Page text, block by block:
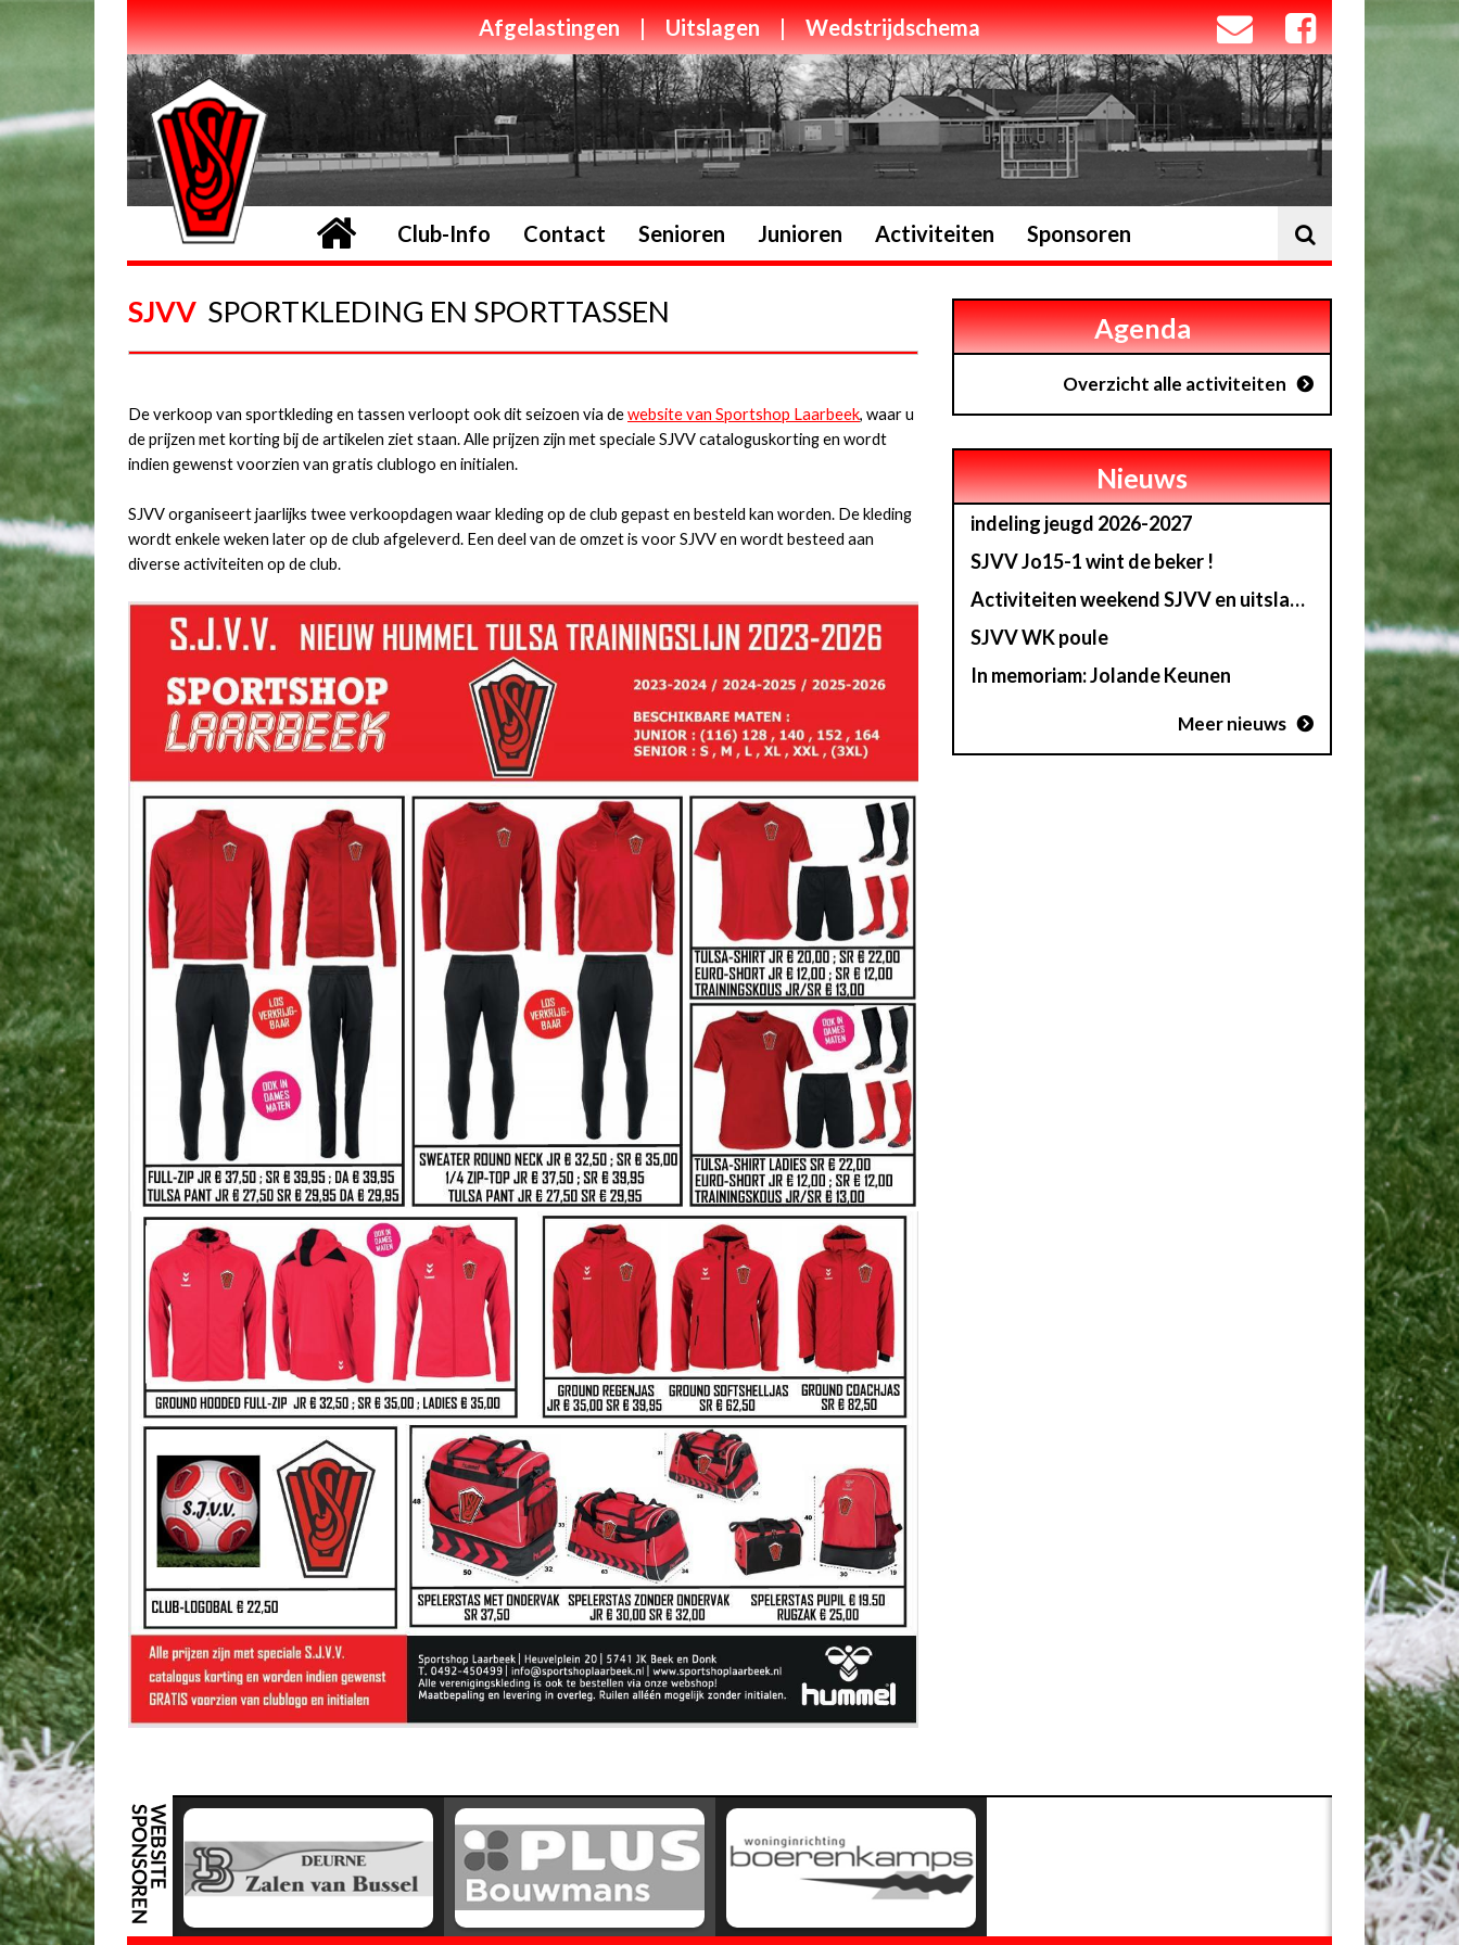
Afgelastingen | Uitslagen | Wedstrijdschema
Home Club-Info Contact Senioren Junioren Activiteiten Sponsoren
SJVV SPORTKLEDING EN SPORTTASSEN
De verkoop van sportkleding en tassen verloopt ook dit seizoen via dewebsite van Sportshop Laarbeek, waar u
de prijzen met korting bij de artikelen ziet staan. Alle prijzen zijn met speciale SJVV cataloguskorting en wordt
indien gewenst voorzien van gratis clublogo en initialen.
SJVV organiseert jaarlijks twee verkoopdagen waar kleding op de club gepast en besteld kan worden. De kleding
wordt enkele weken later op de club afgeleverd. Een deel van de omzet is voor SJVV en wordt besteed aan
diverse activiteiten op de club.
Agenda
Overzicht alle activiteiten
Nieuws
indeling jeugd 2026-2027
SJVV Jo15-1 wint de beker !
Activiteiten weekend SJVV en uitslag loterij
SJVV WK poule
In memoriam: Jolande Keunen
Meer nieuws